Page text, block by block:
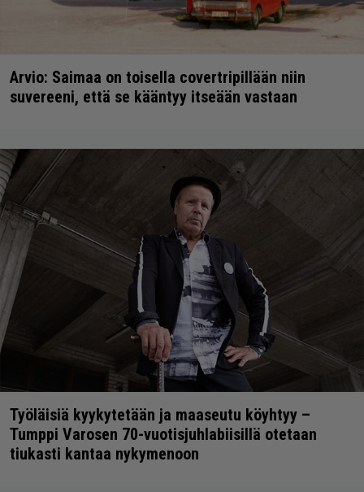
Arvio: Saimaa on toisella covertripillään niin
suvereeni, että se kääntyy itseään vastaan
Työläisiä kyykytetään ja maaseutu köyhtyy –
Tumppi Varosen 70-vuotisjuhlabiisillä otetaan
tiukasti kantaa nykymenoon